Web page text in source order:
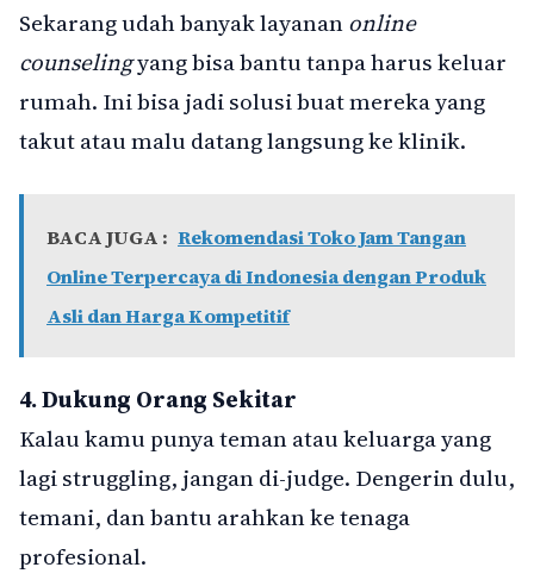
Sekarang udah banyak layananonline
counselingyang bisa bantu tanpa harus keluar
rumah. Ini bisa jadi solusi buat mereka yang
takut atau malu datang langsung ke klinik.
BACA JUGA : Rekomendasi Toko Jam Tangan
Online Terpercaya di Indonesia dengan Produk
Asli dan Harga Kompetitif
4. Dukung Orang Sekitar
Kalau kamu punya teman atau keluarga yang
lagi struggling, jangan di-judge. Dengerin dulu,
temani, dan bantu arahkan ke tenaga
profesional.